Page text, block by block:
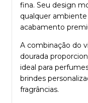
fina. Seu design
qualquer
acabamento
A combinação do
dourada
ideal para
brindes
fragrâncias.